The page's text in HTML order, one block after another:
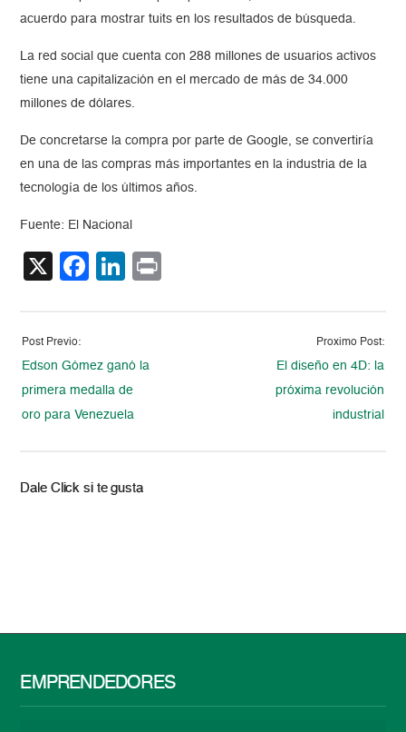
acuerdo para mostrar tuits en los resultados de búsqueda.
La red social que cuenta con 288 millones de usuarios activos
tiene una capitalización en el mercado de más de 34.000
millones de dólares.
De concretarse la compra por parte de Google, se convertiría
en una de las compras más importantes en la industria de la
tecnología de los últimos años.
Fuente: El Nacional
X Facebook
LinkedIn
Post Previo:
Edson Gómez ganó la
primera medalla de
oro para Venezuela
Proximo Post:
El diseño en 4D: la
próxima revolución
industrial
Dale Click si te gusta
EMPRENDEDORES